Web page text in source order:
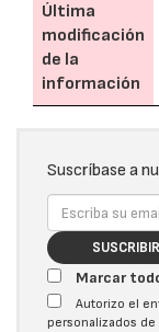
Última
modificación
de la
información
Suscríbase a
Marcar
Autorizo el
personalizados